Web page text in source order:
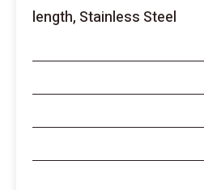
length, Stainless Steel